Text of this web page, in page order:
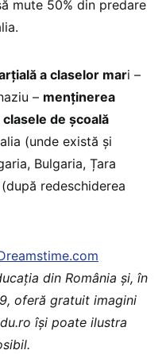
mute 50% din predare
a claselor mari –
– menținerea
de școală
(unde există și
Bulgaria, Țara
redeschiderea
din România şi, în
oferă gratuit imagini
îşi poate ilustra